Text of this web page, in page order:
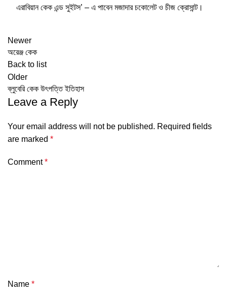
এরাবিয়ান কেক এন্ড সুইটস’ – এ পাবেন মজাদার চকোলেট ও চীজ ক্রোসান্ট।
Newer
অরেঞ্জ কেক
Back to list
Older
ব্লুবেরি কেক উৎপত্তি ইতিহাস
Leave a Reply
Your email address will not be published. Required fields
are marked *
Comment*
Name *